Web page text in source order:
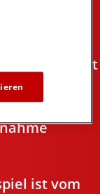
hochlädt,
ausfüllt
„Jetzt
Pro
ist vom